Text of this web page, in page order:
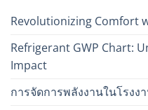
Revolutionizing Comfort
Refrigerant GWP Chart:
Impact
การจัดการพลังงานในโรงง